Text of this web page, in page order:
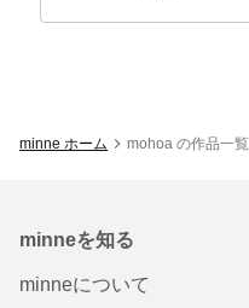
minne ホーム mohoa の作品一覧
minneを知る
minneについて